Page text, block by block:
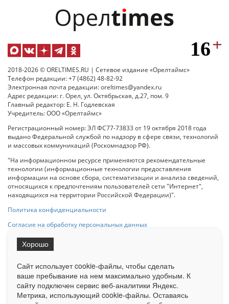
2018-2026 © ORELTIMES.RU | Сетевое издание «Орелтаймс»
Телефон редакции: +7 (4862) 48-82-92
Электронная почта редакции: oreltimes@yandex.ru
Адрес редакции: г. Орел, ул. Октябрьская, д.27, пом. 9
Главный редактор: Е. Н. Годлевская
Учредитель: ООО «Орелтаймс»
Регистрационный номер: ЭЛ ФС77-73833 от 19 октября 2018 года
выдано Федеральной службой по надзору в сфере связи, технологий
и массовых коммуникаций (Роскомнадзор РФ).
"На информационном ресурсе применяются рекомендательные
технологии (информационные технологии предоставления
информации на основе сбора, систематизации и анализа сведений,
относящихся к предпочтениям пользователей сети "Интернет",
находящихся на территории Российской Федерации)".
Политика конфиденциальности
Согласие на обработку персональных данных
на Сетевое издание «ОрелТаймс» обязательна.
Ограниченная статистика посещаемости доступна на сайте
Liveinternet.ru . Подробная статистика для рекламодателей по запросу
Сайт использует cookie-файлы, чтобы сделать
ваше пребывание на нем максимально удобным. К
cайту подключен сервис веб-аналитики Яндекс.
Метрика, использующий cookie-файлы. Оставаясь
Хорошо